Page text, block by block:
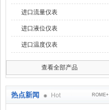
进口流量仪表
进口液位仪表
进口温度仪表
查看全部产品
热点新闻 Hot ROME+